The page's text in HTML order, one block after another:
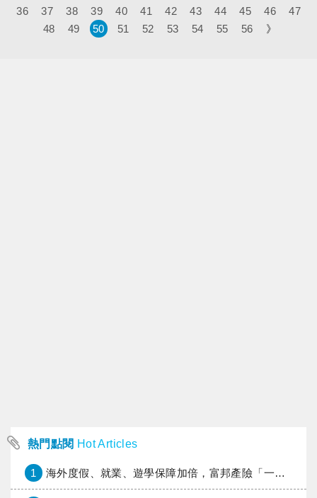
36
37 38 39 40 41 42 43 44 45 46
47
48
49 50 51 52 53 54 55 56 》
熱門點閱 Hot Articles
1 海外度假、就業、遊學保障加倍，富邦產險「一期逐夢」專案加碼遠距醫療與緊急救援